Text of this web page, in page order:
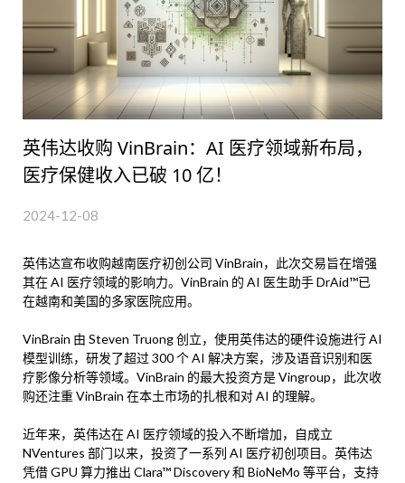
英伟达收购 VinBrain：AI 医疗领域新布局，
医疗保健收入已破 10 亿！
2024-12-08
英伟达宣布收购越南医疗初创公司 VinBrain，此次交易旨在增强
其在 AI 医疗领域的影响力。VinBrain 的 AI 医生助手 DrAid™已
在越南和美国的多家医院应用。
VinBrain 由 Steven Truong 创立，使用英伟达的硬件设施进行 AI
模型训练，研发了超过 300 个 AI 解决方案，涉及语音识别和医
疗影像分析等领域。VinBrain 的最大投资方是 Vingroup，此次收
购还注重 VinBrain 在本土市场的扎根和对 AI 的理解。
近年来，英伟达在 AI 医疗领域的投入不断增加，自成立
NVentures 部门以来，投资了一系列 AI 医疗初创项目。英伟达
凭借 GPU 算力推出 Clara™ Discovery 和 BioNeMo 等平台，支持